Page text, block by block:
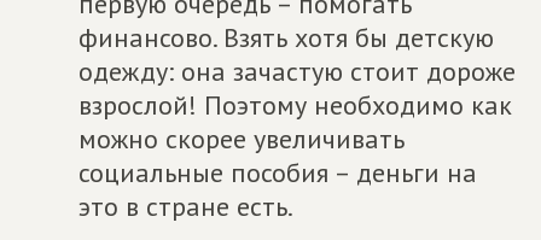
финансово. Взять хотя бы детскую
одежду: она зачастую стоит дороже
взрослой! Поэтому необходимо как
можно скорее увеличивать
социальные пособия – деньги на
это в стране есть.